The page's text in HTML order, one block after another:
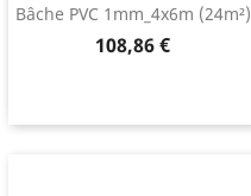
Bâche PVC 1mm_4x6m (24m²)
Prix
108,86 €